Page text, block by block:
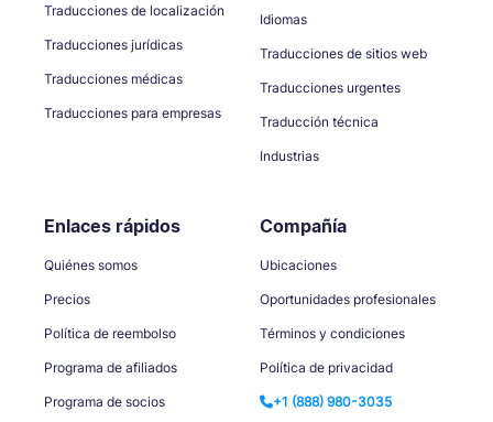
Traducciones de localización
Traducciones jurídicas
Traducciones médicas
Traducciones para empresas
Idiomas
Traducciones de sitios web
Traducciones urgentes
Traducción técnica
Industrias
Enlaces rápidos
Quiénes somos
Precios
Política de reembolso
Programa de afiliados
Programa de socios
Compañía
Ubicaciones
Oportunidades profesionales
Términos y condiciones
Política de privacidad
+1 (888) 980-3035